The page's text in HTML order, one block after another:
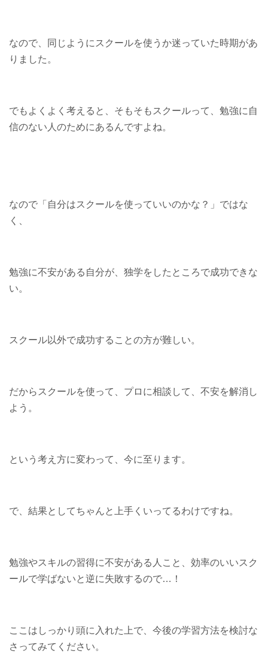
なので、同じようにスクールを使うか迷っていた時期があ
りました。
でもよくよく考えると、そもそもスクールって、勉強に自
信のない人のためにあるんですよね。
なので「自分はスクールを使っていいのかな？」ではな
く、
勉強に不安がある自分が、独学をしたところで成功できな
い。
スクール以外で成功することの方が難しい。
だからスクールを使って、プロに相談して、不安を解消し
よう。
という考え方に変わって、今に至ります。
で、結果としてちゃんと上手くいってるわけですね。
勉強やスキルの習得に不安がある人こと、効率のいいスク
ールで学ばないと逆に失敗するので…！
ここはしっかり頭に入れた上で、今後の学習方法を検討な
さってみてください。